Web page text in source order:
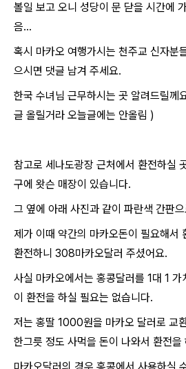
볼일 보고 오니 성당이 문 닫을 시간에
음...
혹시 마카오 여행가시는 천주교 신자분
으시면 댓글 남겨 주세요.
한국 수녀님 근무하시는 곳 알려드릴
글 올릴거라 오늘글에는 안올림 )
참고로 세나도광장 근처에서 환전하실
구에 왓슨 매장이 있습니다.
그 옆에 아래 사진과 같이 파란색 간판
제가 이때 약간의 마카오돈이 필요해서
환전하니 308마카오달러 주셨어요.
사실 마카오에서는 홍콩달러를 1대 1
이 환전을 하실 필요는 없습니다.
저는 홍딸 1000원을 마카오 달러로 교
한그릇 정도 사먹을 돈이 나와서 환전을